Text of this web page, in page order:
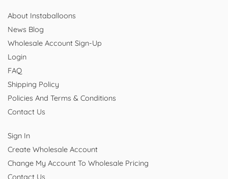
About Instaballoons
News Blog
Wholesale Account Sign-Up
Login
FAQ
Shipping Policy
Policies And Terms & Conditions
Contact Us
Sign In
Create Wholesale Account
Change My Account To Wholesale Pricing
Contact Us